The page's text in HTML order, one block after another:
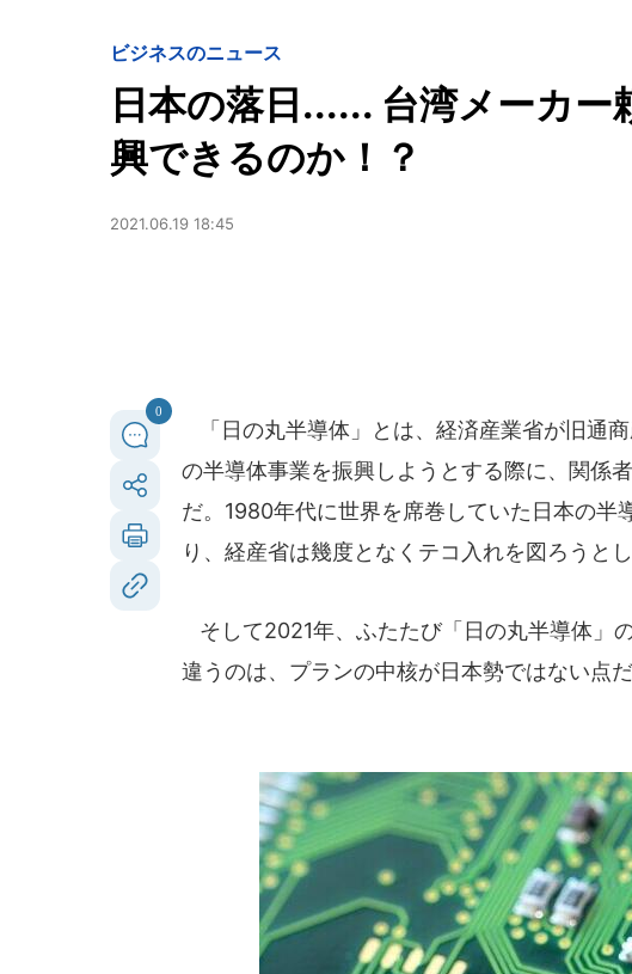
ビジネスのニュース
日本の落日...... 台湾メーカ
興できるのか！？
2021.06.19 18:45
0
「日の丸半導体」とは、経済産業省が旧通
の半導体事業を振興しようとする際に、関係
だ。1980年代に世界を席巻していた日本の半
り、経産省は幾度となくテコ入れを図ろうと
そして2021年、ふたたび「日の丸半導体」
違うのは、プランの中核が日本勢ではない点だ